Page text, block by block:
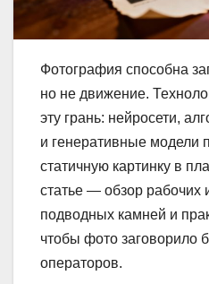
Фотография способна
но не движение.
эту грань: нейросети,
и генеративные модели
статичную картинку в
статье — обзор рабочих
подводных камней и
чтобы фото заговорило
операторов.